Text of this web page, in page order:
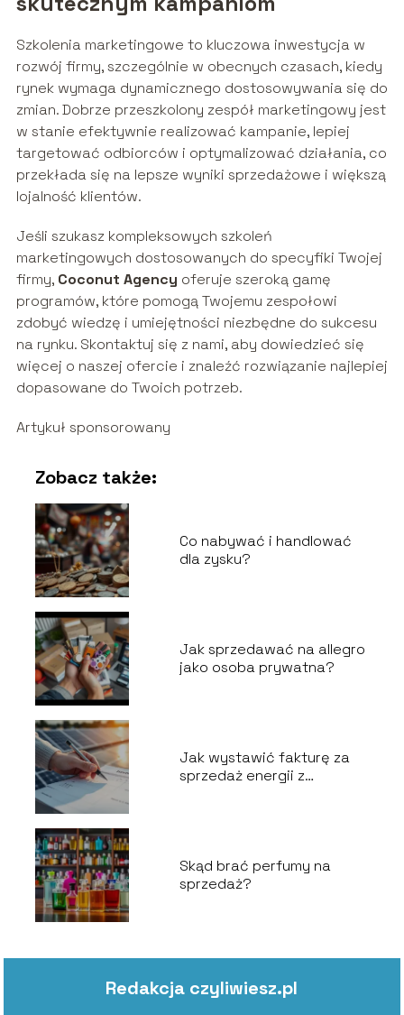
Szkolenia marketingowe to kluczowa inwestycja w
rozwój firmy, szczególnie w obecnych czasach, kiedy
rynek wymaga dynamicznego dostosowywania się do
zmian. Dobrze przeszkolony zespół marketingowy jest
w stanie efektywnie realizować kampanie, lepiej
targetować odbiorców i optymalizować działania, co
przekłada się na lepsze wyniki sprzedażowe i większą
lojalność klientów.
Jeśli szukasz kompleksowych szkoleń
marketingowych dostosowanych do specyfiki Twojej
firmy, Coconut Agency oferuje szeroką gamę
programów, które pomogą Twojemu zespołowi
zdobyć wiedzę i umiejętności niezbędne do sukcesu
na rynku. Skontaktuj się z nami, aby dowiedzieć się
więcej o naszej ofercie i znaleźć rozwiązanie najlepiej
dopasowane do Twoich potrzeb.
Artykuł sponsorowany
Zobacz także:
Co nabywać i handlować
dla zysku?
Jak sprzedawać na allegro
jako osoba prywatna?
Jak wystawić fakturę za
sprzedaż energii z
Skąd brać perfumy na
sprzedaż?
Redakcja czyliwiesz.pl